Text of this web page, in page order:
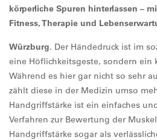
körperliche Spuren hinterlassen –
Fitness, Therapie und
Würzburg. Der Händedruck ist im
eine Höflichkeitsgeste, sondern ein
Während es hier gar nicht so sehr
zählt diese in der Medizin umso
Handgriffstärke ist ein einfaches
Verfahren zur Bewertung der
Handgriffstärke sogar als